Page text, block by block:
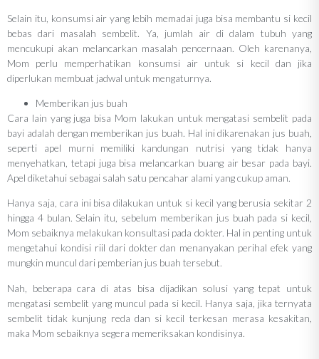
Selain itu, konsumsi air yang lebih memadai juga bisa membantu si kecil
bebas dari masalah sembelit. Ya, jumlah air di dalam tubuh yang
mencukupi akan melancarkan masalah pencernaan. Oleh karenanya,
Mom perlu memperhatikan konsumsi air untuk si kecil dan jika
diperlukan membuat jadwal untuk mengaturnya.
Memberikan jus buah
Cara lain yang juga bisa Mom lakukan untuk mengatasi sembelit pada
bayi adalah dengan memberikan jus buah. Hal ini dikarenakan jus buah,
seperti apel murni memiliki kandungan nutrisi yang tidak hanya
menyehatkan, tetapi juga bisa melancarkan buang air besar pada bayi.
Apel diketahui sebagai salah satu pencahar alami yang cukup aman.
Hanya saja, cara ini bisa dilakukan untuk si kecil yang berusia sekitar 2
hingga 4 bulan. Selain itu, sebelum memberikan jus buah pada si kecil,
Mom sebaiknya melakukan konsultasi pada dokter. Hal in penting untuk
mengetahui kondisi riil dari dokter dan menanyakan perihal efek yang
mungkin muncul dari pemberian jus buah tersebut.
Nah, beberapa cara di atas bisa dijadikan solusi yang tepat untuk
mengatasi sembelit yang muncul pada si kecil. Hanya saja, jika ternyata
sembelit tidak kunjung reda dan si kecil terkesan merasa kesakitan,
maka Mom sebaiknya segera memeriksakan kondisinya.